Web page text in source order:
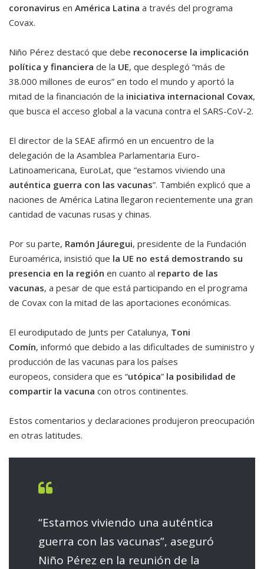
coronavirus en América Latina a través del programa
Covax.
Niño Pérez destacó que debe reconocerse la implicación
política y financiera de la UE, que desplegó “más de
38.000 millones de euros” en todo el mundo y aportó la
mitad de la financiación de la iniciativa internacional Covax,
que busca el acceso global a la vacuna contra el SARS-CoV-2.
El director de la SEAE afirmó en un encuentro de la
delegación de la Asamblea Parlamentaria Euro-
Latinoamericana, EuroLat, que “estamos viviendo una
auténtica guerra con las vacunas”. También explicó que a
naciones de América Latina llegaron recientemente una gran
cantidad de vacunas rusas y chinas.
Por su parte, Ramón Jáuregui, presidente de la Fundación
Euroamérica, insistió que la UE no está demostrando su
presencia en la región en cuanto al reparto de las
vacunas, a pesar de que está participando en el programa
de Covax con la mitad de las aportaciones económicas.
El eurodiputado de Junts per Catalunya, Toni
Comín, informó que debido a las dificultades de suministro y
producción de las vacunas para los países
europeos, considera que es “utópica” la posibilidad de
compartir la vacuna con otros continentes.
Estos comentarios y declaraciones produjeron preocupación
en otras latitudes.
“Estamos viviendo una auténtica
guerra con las vacunas”, aseguró
Niño Pérez en la reunión de la